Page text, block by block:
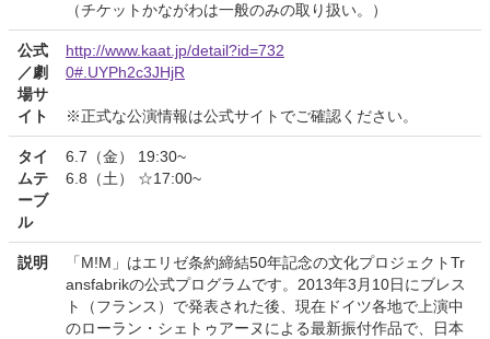
（チケットかながわは一般のみの取り扱い。）
公式
／劇
場サ
イト
http://www.kaat.jp/detail?id=732
0#.UYPh2c3JHjR
※正式な公演情報は公式サイトでご確認ください。
タイ
ムテ
ーブ
ル
6.7（金） 19:30~
6.8（土） ☆17:00~
説明
「M!M」はエリゼ条約締結50年記念の文化プロジェクトTr
ansfabrikの公式プログラムです。2013年3月10日にブレス
ト（フランス）で発表された後、現在ドイツ各地で上演中
のローラン・シェトゥアーヌによる最新振付作品で、日本